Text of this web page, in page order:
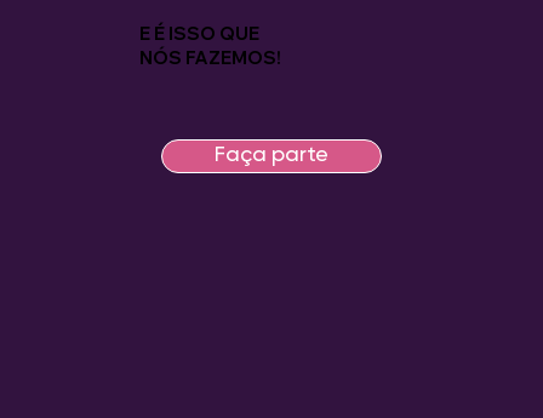
E É ISSO QUE
NÓS FAZEMOS!
Faça parte